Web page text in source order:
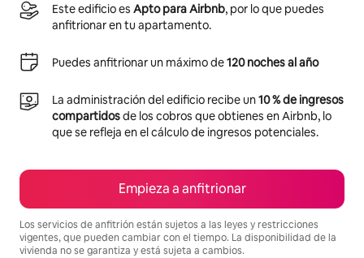
Este edificio es Apto para Airbnb, por lo que puedes
anfitrionar en tu apartamento.
Puedes anfitrionar un máximo de120 noches al año
La administración del edificio recibe un10 % de ingresos
compartidosde los cobros que obtienes en Airbnb, lo
que se refleja en el cálculo de ingresos potenciales.
Empieza a anfitrionar
Los servicios de anfitrión están sujetos a las leyes y restricciones
vigentes, que pueden cambiar con el tiempo. La disponibilidad de la
vivienda no se garantiza y está sujeta a cambios.